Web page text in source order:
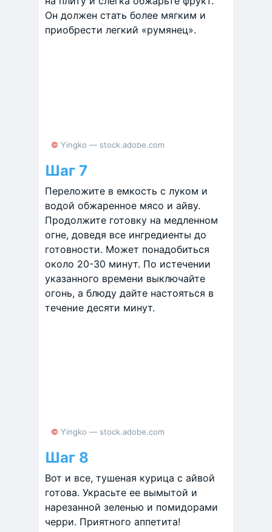
Он должен стать более мягким и
приобрести легкий «румянец».
© Yingko — stock.adobe.com
Шаг 7
Переложите в емкость с луком и
водой обжаренное мясо и айву.
Продолжите готовку на медленном
огне, доведя все ингредиенты до
готовности. Может понадобиться
около 20-30 минут. По истечении
указанного времени выключайте
огонь, а блюду дайте настояться в
течение десяти минут.
© Yingko — stock.adobe.com
Шаг 8
Вот и все, тушеная курица с айвой
готова. Украсьте ее вымытой и
нарезанной зеленью и помидорами
черри. Приятного аппетита!